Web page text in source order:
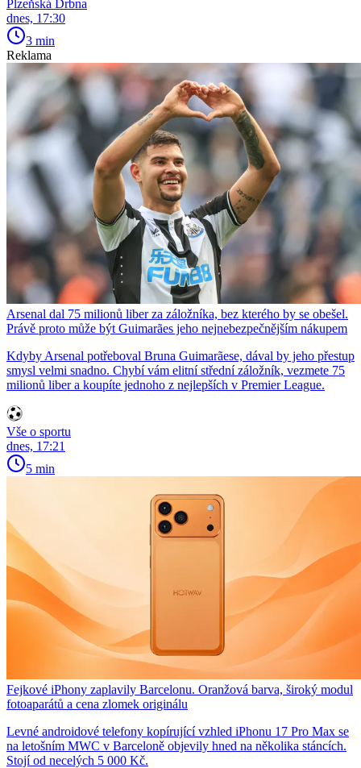
Plzeňská Drbna
dnes, 17:30
3 min
Reklama
Arsenal dal 75 milionů liber za záložníka, bez kterého by se obešel.
Právě proto může být Guimarães jeho nejnebezpečnějším nákupem
Kdyby Arsenal potřeboval Bruna Guimarãese, dával by jeho přestup
smysl velmi snadno. Chybí vám elitní střední záložník, vezmete 75
milionů liber a koupíte jednoho z nejlepších v Premier League.
Vše o sportu
dnes, 17:21
5 min
Fejkové iPhony zaplavily Barcelonu. Oranžová barva, široký modul
fotoaparátů a cena zlomek originálu
Levné androidové telefony kopírující vzhled iPhonu 17 Pro Max se
na letošním MWC v Barceloně objevily hned na několika stáncích.
Stojí od necelých 5 000 Kč.